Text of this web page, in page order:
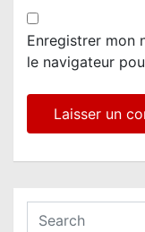
Enregistrer mon
le navigateur